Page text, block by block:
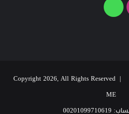
انستقرامواتساب
ME